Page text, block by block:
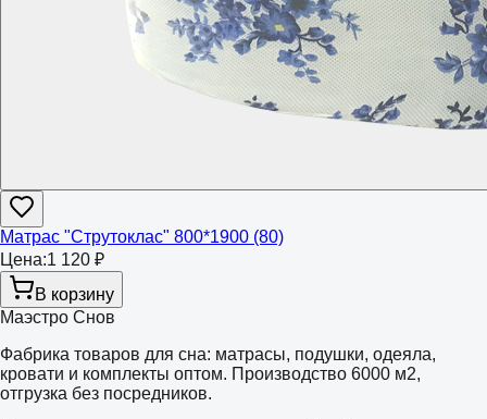
Матрас "Струтоклас" 800*1900 (80)
Цена:1 120 ₽
В корзину
Маэстро Снов
Фабрика товаров для сна: матрасы, подушки, одеяла,
кровати и комплекты оптом. Производство 6000 м2,
отгрузка без посредников.